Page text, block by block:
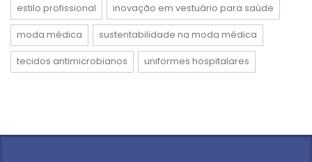
estilo profissional
inovação em vestuário para saúde
moda médica
sustentabilidade na moda médica
tecidos antimicrobianos
uniformes hospitalares